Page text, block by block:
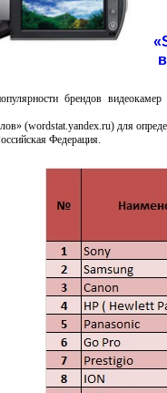
брендов
(wordstat.yandex.ru) для
Федерация.